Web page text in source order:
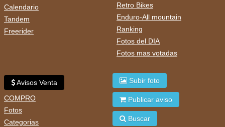
Calendario
Tandem
Freerider
Retro Bikes
Enduro-All mountain
Ranking
Fotos del DIA
Fotos mas votadas
Avisos Venta
COMPRO
Fotos
Categorias
Subir foto
Publicar aviso
Buscar